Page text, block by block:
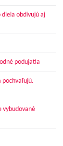
diela obdivujú aj
podujatia
pochvaľujú.
vybudované